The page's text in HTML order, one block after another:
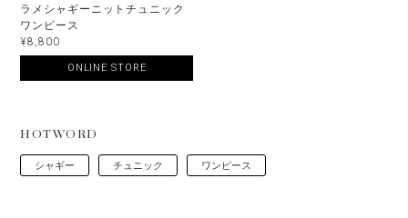
ラメシャギーニットチュニック
ワンピース
¥8,800
ONLINE STORE
HOTWORD
シャギー チュニック ワンピース